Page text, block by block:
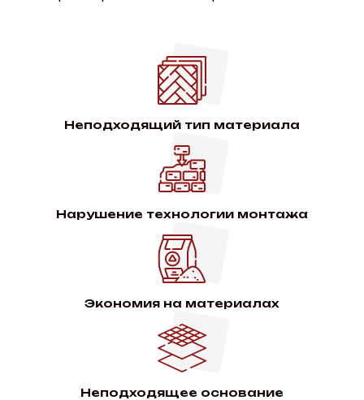
Неподходящий тип материала
Нарушение технологии монтажа
Экономия на материалах
Неподходящее основание